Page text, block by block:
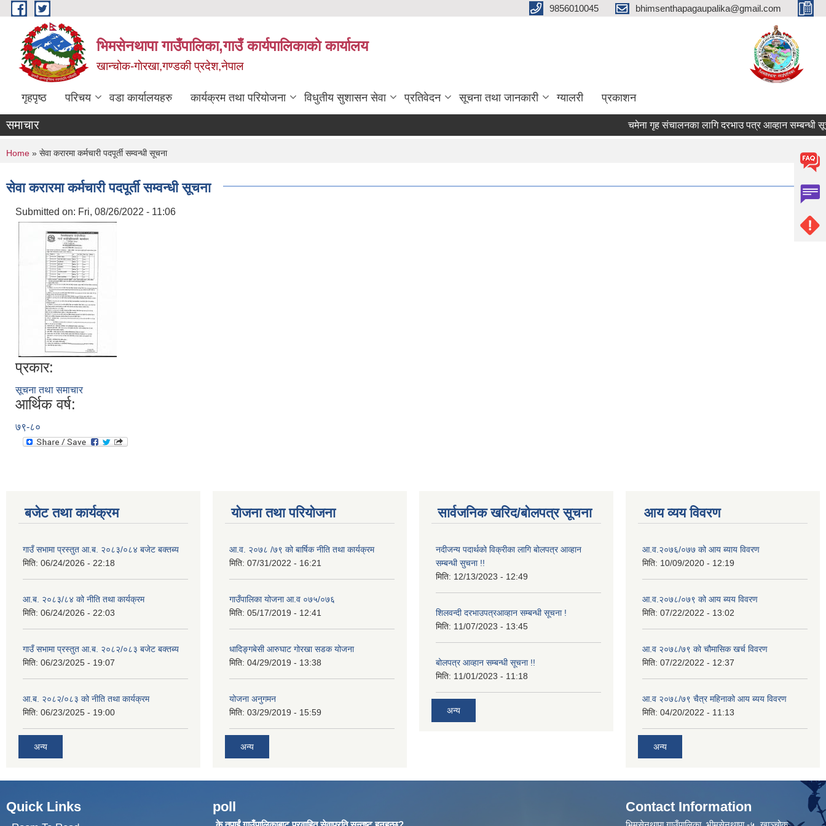
Skip to main content 9856010045 bhimsenthapagaupalika@gmail.com
भिमसेनथापा गाउँपालिका,गाउँ कार्यपालिकाकाे कार्यालय
खान्चोक-गाेरखा,गण्डकी प्रदेश,नेपाल
गृहपृष्ठ परिचय वडा कार्यालयहरु कार्यक्रम तथा परियोजना विधुतीय सुशासन सेवा प्रतिवेदन सूचना तथा जानकारी ग्यालरी प्रकाशन
समाचार चमेना गृह संचालनका लागि दरभाउ पत्र आव्हान सम्बन्धी
You are here
Home » सेवा करारमा कर्मचारी पदपूर्ती सम्वन्धी सूचना
सेवा करारमा कर्मचारी पदपूर्ती सम्वन्धी सूचना
Submitted on: Fri, 08/26/2022 - 11:06
प्रकार:
सूचना तथा समाचार
आर्थिक वर्ष:
७९-८०
बजेट तथा कार्यक्रम
गाउँ सभामा प्रस्तुत आ.ब. २०८३/०८४ बजेट बक्तब्य
मिति: 06/24/2026 - 22:18
आ.ब. २०८३/८४ को नीति तथा कार्यक्रम
मिति: 06/24/2026 - 22:03
गाउँ सभामा प्रस्तुत आ.ब. २०८२/०८३ बजेट बक्तब्य
मिति: 06/23/2025 - 19:07
आ.ब. २०८२/०८३ को नीति तथा कार्यक्रम
मिति: 06/23/2025 - 19:00
अन्य
योजना तथा परियोजना
आ.व. २०७८ /७९ को बार्षिक नीति तथा कार्यक्रम
मिति: 07/31/2022 - 16:21
गाउँपालिका योजना आ.व ०७५/०७६
मिति: 05/17/2019 - 12:41
धादिङ्गबेसी आरुघाट गोरखा सडक योजना
मिति: 04/29/2019 - 13:38
योजना अनुगमन
मिति: 03/29/2019 - 15:59
अन्य
सार्वजनिक खरिद/बोलपत्र सूचना
नदीजन्य पदार्थको विक्रीका लागि बोलपत्र आव्हान
सम्बन्धी सुचना !!
मिति: 12/13/2023 - 12:49
शिलवन्दी दरभाउपत्रआव्हान सम्बन्धी सूचना !
मिति: 11/07/2023 - 13:45
बोलपत्र आव्हान सम्बन्धी सूचना !!
मिति: 11/01/2023 - 11:18
अन्य
आय व्यय विवरण
आ.व.२०७६/०७७ को आय ब्याय विवरण
मिति: 10/09/2020 - 12:19
आ.व.२०७८/०७९ को आय ब्यय विवरण
मिति: 07/22/2022 - 13:02
आ.व २०७८/७९ को चौमासिक खर्च विवरण
मिति: 07/22/2022 - 12:37
आ.व २०७८/७९ चैत्र महिनाको आय ब्यय विवरण
मिति: 04/20/2022 - 11:13
अन्य
Quick Links poll Contact Information